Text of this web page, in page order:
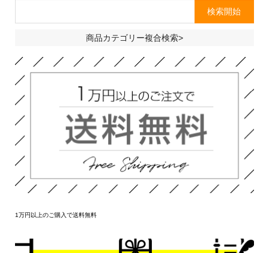
商品カテゴリー複合検索>
1万円以上のご購入で送料無料